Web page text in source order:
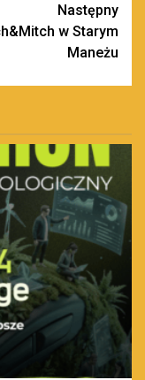
Następny
w Starym
Maneżu